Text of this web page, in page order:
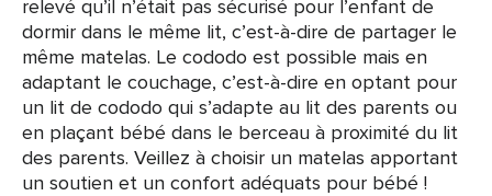
relevé qu’il n’était pas sécurisé pour l’enfant de
dormir dans le même lit, c’est-à-dire de partager le
même matelas. Le cododo est possible mais en
adaptant le couchage, c’est-à-dire en optant pour
un lit de cododo qui s’adapte au lit des parents ou
en plaçant bébé dans le berceau à proximité du lit
des parents. Veillez à choisir un matelas apportant
un soutien et un confort adéquats pour bébé !